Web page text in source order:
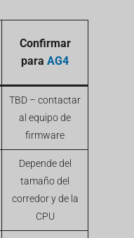
Confirmar
para AG4
TBD – contactar
al equipo de
firmware
Depende del
tamaño del
corredor y de la
CPU